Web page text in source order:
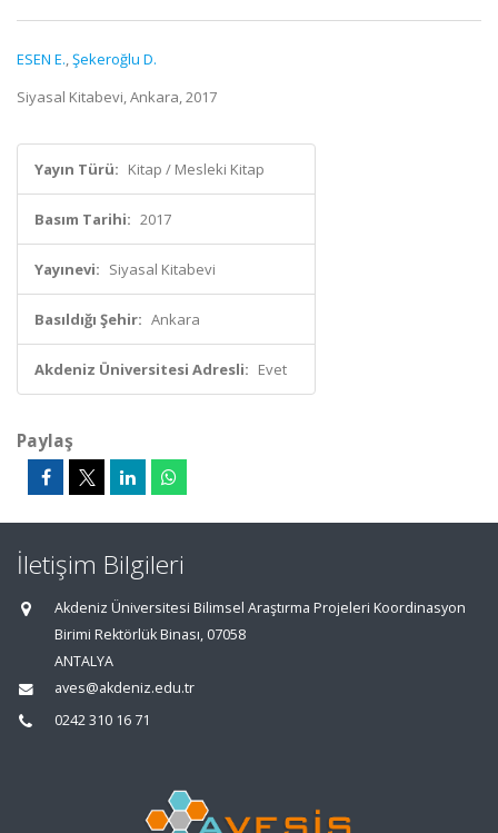
ESEN E.,Şekeroğlu D.
Siyasal Kitabevi, Ankara, 2017
Yayın Türü: Kitap / Mesleki Kitap
Basım Tarihi: 2017
Yayınevi: Siyasal Kitabevi
Basıldığı Şehir: Ankara
Akdeniz Üniversitesi Adresli: Evet
Paylaş
İletişim Bilgileri
Akdeniz Üniversitesi Bilimsel Araştırma Projeleri Koordinasyon
Birimi Rektörlük Binası, 07058
ANTALYA
aves@akdeniz.edu.tr
0242 310 16 71